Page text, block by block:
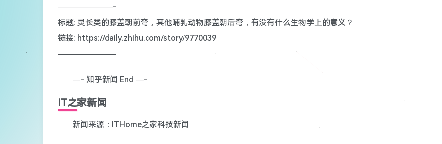
———————-
标题: 灵长类的膝盖朝前弯，其他哺乳动物膝盖朝后弯，有没有什么生物学上的意义？
链接: https://daily.zhihu.com/story/9770039
———————-
—- 知乎新闻 End —-
IT之家新闻
新闻来源：ITHome之家科技新闻